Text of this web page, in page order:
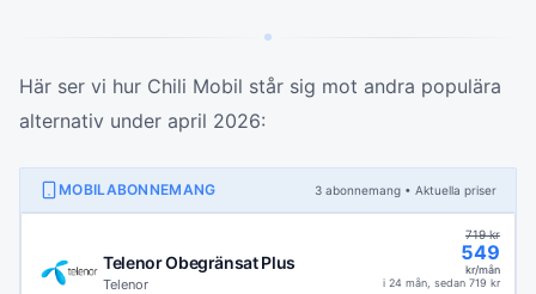
Här ser vi hur Chili Mobil står sig mot andra populära
alternativ under april 2026:
MOBILABONNEMANG 3 abonnemang • Aktuella priser
Telenor Obegränsat Plus
Telenor
719kr
549
kr/mån
i 24 mån , sedan 719 kr